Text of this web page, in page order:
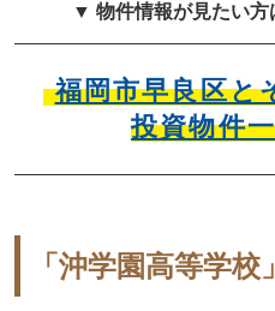
▼ 物件情報が見たい
福岡市早良区と
投資物件
「沖学園高等学